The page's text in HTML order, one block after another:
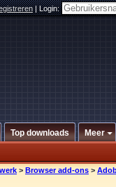
|Login:
Top downloads Meer
> Browser add-ons >